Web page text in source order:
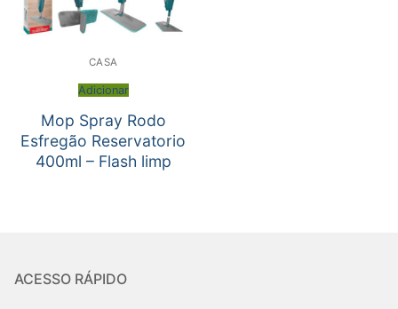
CASA
Adicionar
Mop Spray Rodo
Esfregão Reservatorio
400ml – Flash limp
ACESSO RÁPIDO